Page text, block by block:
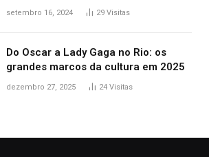
acidentes no trânsito no AP
setembro 16, 2024 29 Visitas
Do Oscar a Lady Gaga no Rio: os
grandes marcos da cultura em 2025
dezembro 27, 2025 24 Visitas